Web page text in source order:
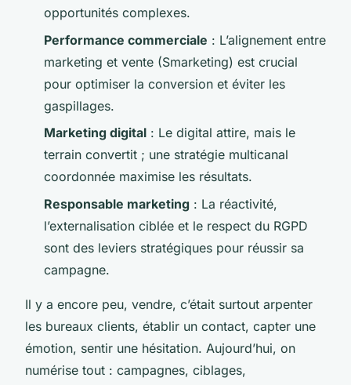
opportunités complexes.
Performance commerciale : L’alignement entre
marketing et vente (Smarketing) est crucial
pour optimiser la conversion et éviter les
gaspillages.
Marketing digital : Le digital attire, mais le
terrain convertit ; une stratégie multicanal
coordonnée maximise les résultats.
Responsable marketing : La réactivité,
l’externalisation ciblée et le respect du RGPD
sont des leviers stratégiques pour réussir sa
campagne.
Il y a encore peu, vendre, c’était surtout arpenter
les bureaux clients, établir un contact, capter une
émotion, sentir une hésitation. Aujourd’hui, on
numérise tout : campagnes, ciblages,